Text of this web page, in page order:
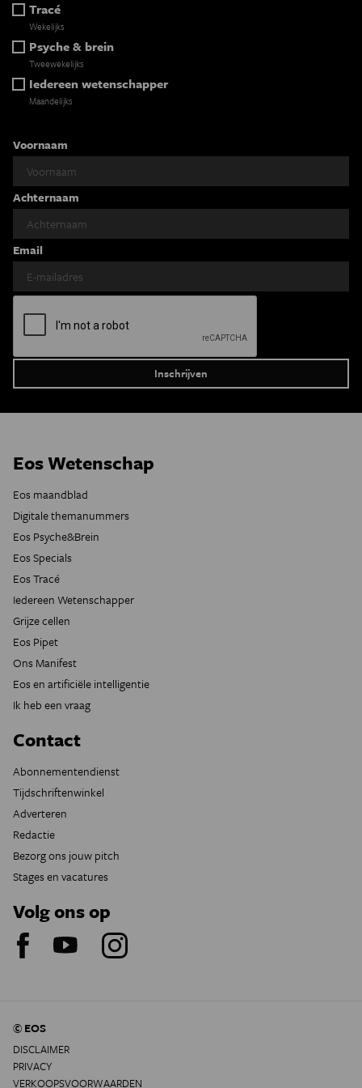
Tracé
Wekelijks
Psyche & brein
Tweewekelijks
Iedereen wetenschapper
Maandelijks
Voornaam
Achternaam
Email
Eos Wetenschap
Eos maandblad
Digitale themanummers
Eos Psyche&Brein
Eos Specials
Eos Tracé
Iedereen Wetenschapper
Grijze cellen
Eos Pipet
Ons Manifest
Eos en artificiële intelligentie
Ik heb een vraag
Contact
Abonnementendienst
Tijdschriftenwinkel
Adverteren
Redactie
Bezorg ons jouw pitch
Stages en vacatures
Volg ons op
© EOS
DISCLAIMER
PRIVACY
VERKOOPSVOORWAARDEN